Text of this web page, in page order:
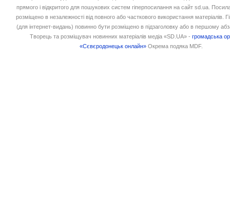
прямого і відкритого для пошукових систем гіперпосилання на сайт sd.ua.
розміщено в незалежності від повного або часткового використання матеріалів.
(для інтернет-видань) повинно бути розміщено в підзаголовку або в першому
Творець та розміщувач новинних матеріалів медіа «SD.UA» -громадська
«Сєвєродонецьк онлайн» Окрема подяка MDF.